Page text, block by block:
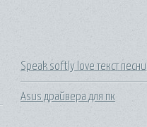
Speak softly love текст песни
Asus драйвера для пк